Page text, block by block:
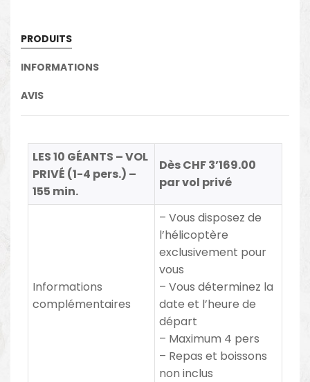
PRODUITS
INFORMATIONS
AVIS
LES 10 GÉANTS – VOL
PRIVÉ (1-4 pers.) –
155 min.
Dès CHF 3’169.00
par vol privé
Informations
complémentaires
– Vous disposez de
l’hélicoptère
exclusivement pour
vous
– Vous déterminez la
date et l’heure de
départ
– Maximum 4 pers
– Repas et boissons
non inclus